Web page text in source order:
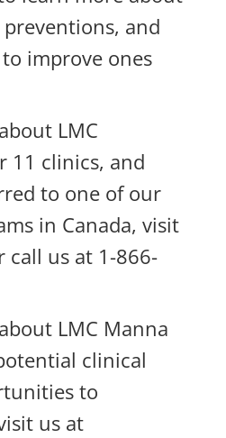
and
improve ones
LMC
11 clinics, and
to one of our
in Canada, visit
call us at 1-866-
LMC Manna
clinical
to
us at